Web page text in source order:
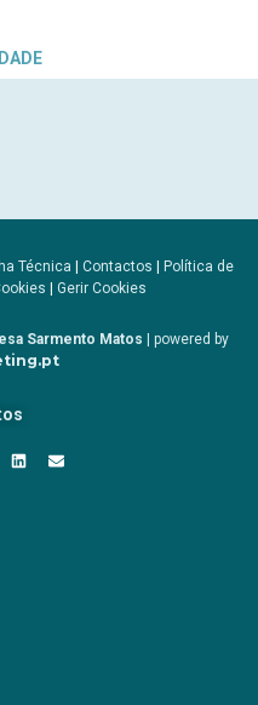
Técnica Contactos
Política de
Gerir Cookies
Sarmento Matos | powered by